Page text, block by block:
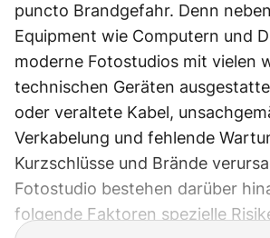
puncto Brandgefahr. Denn
Equipment wie Computern und
moderne Fotostudios mit vielen
technischen Geräten
oder veraltete Kabel,
Verkabelung und fehlende
Kurzschlüsse und Brände
Fotostudio bestehen darüber
folgende Faktoren spezielle